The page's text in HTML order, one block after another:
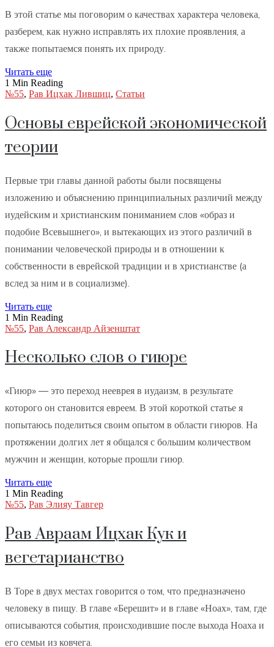
В этой статье мы поговорим о качествах характера человека,
разберем, как нужно исправлять их плохие проявления, а
также попытаемся понять их природу.
Читать еще
1 Min Reading
№55, Рав Ицхак Лившиц, Статьи
Основы еврейской экономической
теории
Первые три главы данной работы были посвящены
изложению и объяснению принципиальных различий между
иудейским и христианским пониманием слов «образ и
подобие Всевышнего», и вытекающих из этого различий в
понимании человеческой природы и в отношении к
собственности в еврейской традиции и в христианстве (а
вслед за ним и в социализме).
Читать еще
1 Min Reading
№55, Рав Александр Айзенштат
Несколько слов о гиюре
«Гиюр» — это переход нееврея в иудаизм, в результате
которого он становится евреем. В этой короткой статье я
попытаюсь поделиться своим опытом в области гиюров. На
протяжении долгих лет я общался с большим количеством
мужчин и женщин, которые прошли гиюр.
Читать еще
1 Min Reading
№55, Рав Элияу Тавгер
Рав Авраам Ицхак Кук и
вегетарианство
В Торе в двух местах говорится о том, что предназначено
человеку в пищу. В главе «Берешит» и в главе «Ноах», там, где
описываются события, происходившие после выхода Ноаха и
его семьи из ковчега.